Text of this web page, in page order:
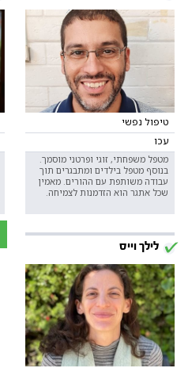
טיפול נפשי
עכו
מטפל משפחתי, זוגי ופרטני מוסמך.
בנוסף מטפל בילדים ומתבגרים תוך
עבודה משותפת עם ההורים. מאמין
שכל אתגר הוא הזדמנות לצמיחה.
לילך וייס